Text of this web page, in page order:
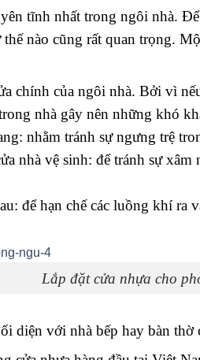
tĩnh nhất trong ngôi nhà.
nào cũng rất quan trọng.
chính của ngôi nhà. Bởi vì
nhà gây nên những khó
nhằm tránh sự ngưng trệ
nhà vệ sinh: để tránh sự
để hạn chế các luồng khí
Lắp đặt cửa nhựa cho
diện với nhà bếp hay bàn